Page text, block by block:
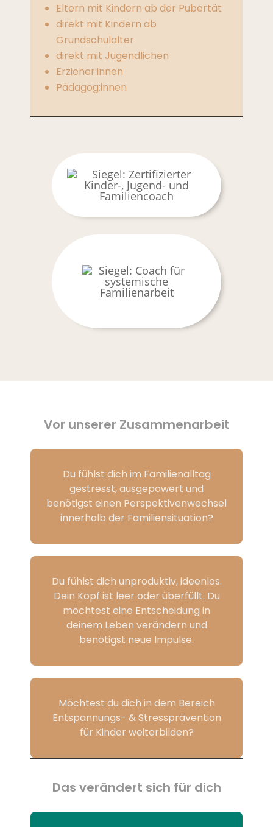
Eltern mit Kindern ab der Pubertät
direkt mit Kindern ab
Grundschulalter
direkt mit Jugendlichen
Erzieher:innen
Pädagog:innen
Vor unserer Zusammenarbeit
Du fühlst dich im Familienalltag
gestresst, ausgepowert und
benötigst einen Perspektivenwechsel
innerhalb der Familiensituation?
Du fühlst dich unproduktiv, ideenlos.
Dein Kopf ist leer oder überfüllt. Du
möchtest eine Entscheidung in
deinem Leben verändern und
benötigst neue Impulse.
Möchtest du dich in dem Bereich
Entspannungs- & Stressprävention
für Kinder weiterbilden?
Das verändert sich für dich